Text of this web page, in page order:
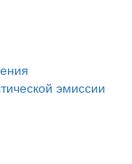
эмиссии